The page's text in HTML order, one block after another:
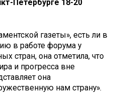
Петербурге 18-20
газеты», есть ли в
в работе форума у
стран, она отметила, что
и прогресса вне
она
нам страну».